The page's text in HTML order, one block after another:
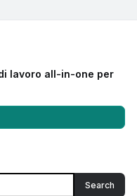
lavoro all-in-one per